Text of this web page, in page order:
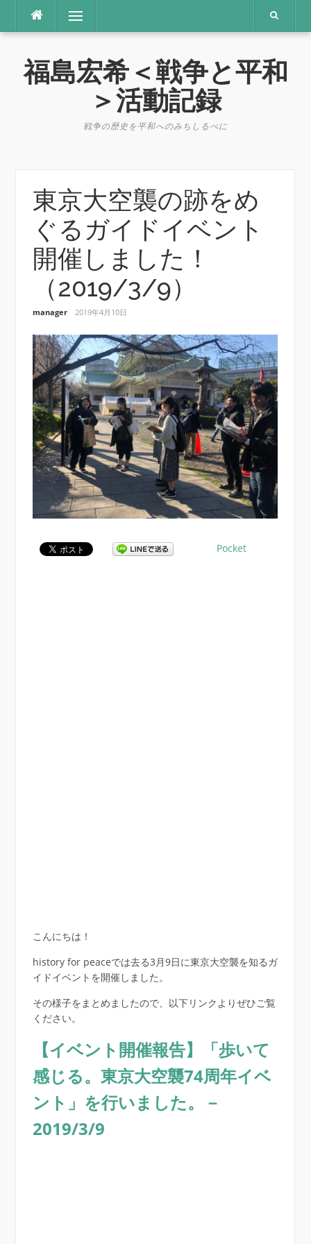
テ
メニュー
福島宏希＜戦争と平和
＞活動記録
戦争の歴史を平和へのみちしるべに
東京大空襲の跡をめ
ぐるガイドイベント
開催しました！
（2019/3/9）
manager 2019年4月10日
Pocket
こんにちは！
history for peaceでは去る3月9日に東京大空襲を知るガ
イドイベントを開催しました。
その様子をまとめましたので、以下リンクよりぜひご覧
ください。
【イベント開催報告】「歩いて
感じる。東京大空襲74周年イベ
ント」を行いました。－
2019/3/9